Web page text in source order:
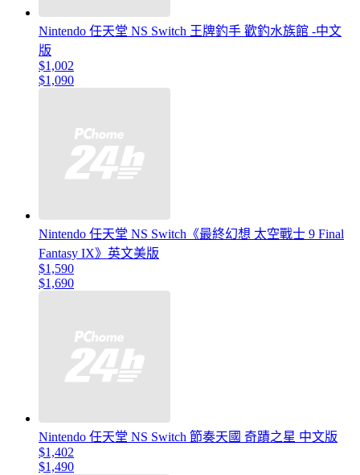
Nintendo 任天堂 NS Switch 王牌釣手 歡釣水族館 -中文
版
$1,002
$1,090
Nintendo 任天堂 NS Switch《最終幻想 太空戰士 9 Final
Fantasy IX》英文美版
$1,590
$1,690
Nintendo 任天堂 NS Switch 節奏天國 奇蹟之星 中文版
$1,402
$1,490